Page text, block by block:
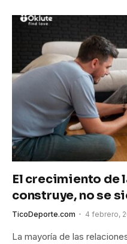
El crecimiento de
construye, no se
TicoDeporte.com 4 febrero,
La mayoría de las